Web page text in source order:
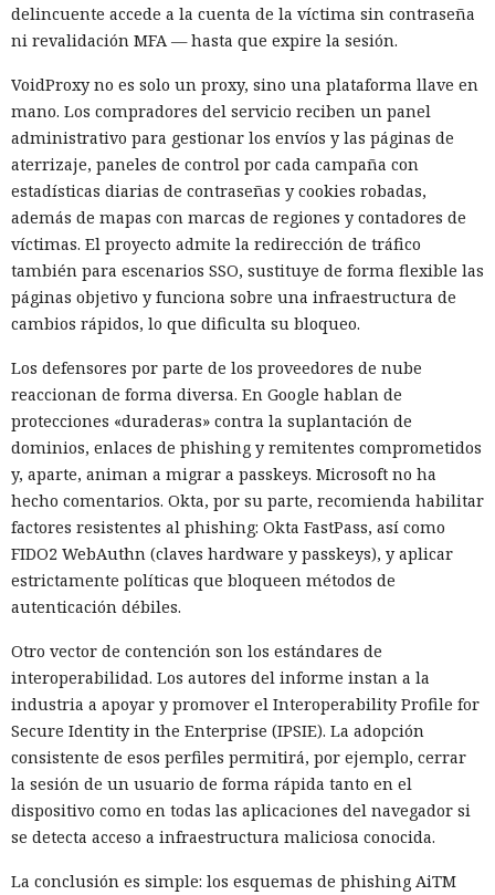
delincuente accede a la cuenta de la víctima sin contraseña
ni revalidación MFA — hasta que expire la sesión.
VoidProxy no es solo un proxy, sino una plataforma llave en
mano. Los compradores del servicio reciben un panel
administrativo para gestionar los envíos y las páginas de
aterrizaje, paneles de control por cada campaña con
estadísticas diarias de contraseñas y cookies robadas,
además de mapas con marcas de regiones y contadores de
víctimas. El proyecto admite la redirección de tráfico
también para escenarios SSO, sustituye de forma flexible las
páginas objetivo y funciona sobre una infraestructura de
cambios rápidos, lo que dificulta su bloqueo.
Los defensores por parte de los proveedores de nube
reaccionan de forma diversa. En Google hablan de
protecciones «duraderas» contra la suplantación de
dominios, enlaces de phishing y remitentes comprometidos
y, aparte, animan a migrar a passkeys. Microsoft no ha
hecho comentarios. Okta, por su parte, recomienda habilitar
factores resistentes al phishing: Okta FastPass, así como
FIDO2 WebAuthn (claves hardware y passkeys), y aplicar
estrictamente políticas que bloqueen métodos de
autenticación débiles.
Otro vector de contención son los estándares de
interoperabilidad. Los autores del informe instan a la
industria a apoyar y promover el Interoperability Profile for
Secure Identity in the Enterprise (IPSIE). La adopción
consistente de esos perfiles permitirá, por ejemplo, cerrar
la sesión de un usuario de forma rápida tanto en el
dispositivo como en todas las aplicaciones del navegador si
se detecta acceso a infraestructura maliciosa conocida.
La conclusión es simple: los esquemas de phishing AiTM